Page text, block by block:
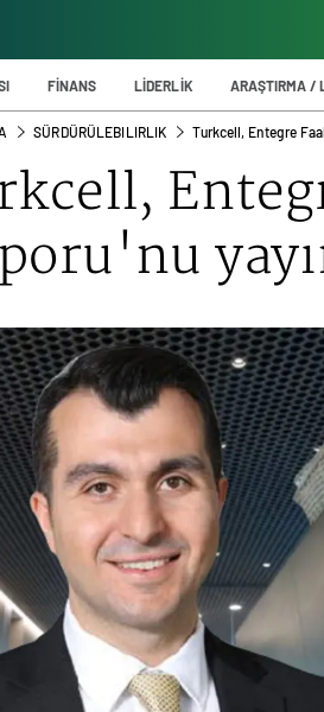
FİNANS LİDERLİK ARAŞTIRMA /
SÜRDÜRÜLEBILIRLIK Turkcell, Entegre